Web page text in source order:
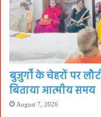
बुजुर्गों के चेहरों पर
बिताया आत्मीय समय
August 7, 2026